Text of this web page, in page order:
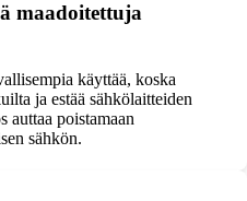
maadoitettuja
käyttää, koska
ja estää sähkölaitteiden
auttaa poistamaan
sähkön.